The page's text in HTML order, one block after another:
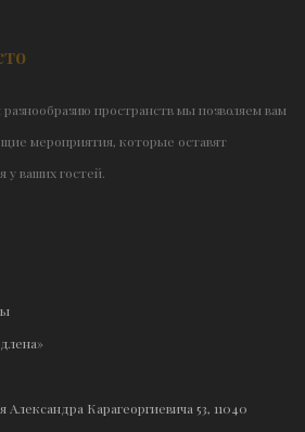
пространств мы позволяем вам
мероприятия, которые оставят
у ваших гостей.
Александра Карагеоргиевича 53, 11040